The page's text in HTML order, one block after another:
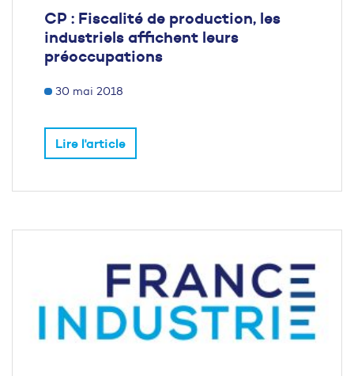
CP : Fiscalité de production, les
industriels affichent leurs
préoccupations
30 mai 2018
Lire l'article